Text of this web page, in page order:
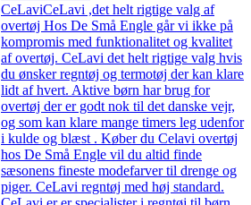
CeLaviCeLavi ,det helt rigtige valg af
overtøj Hos De Små Engle går vi ikke på
kompromis med funktionalitet og kvalitet
af overtøj. CeLavi det helt rigtige valg hvis
du ønsker regntøj og termotøj der kan klare
lidt af hvert. Aktive børn har brug for
overtøj der er godt nok til det danske vejr,
og som kan klare mange timers leg udenfor
i kulde og blæst . Køber du Celavi overtøj
hos De Små Engle vil du altid finde
sæsonens fineste modefarver til drenge og
piger. CeLavi regntøj med høj standard.